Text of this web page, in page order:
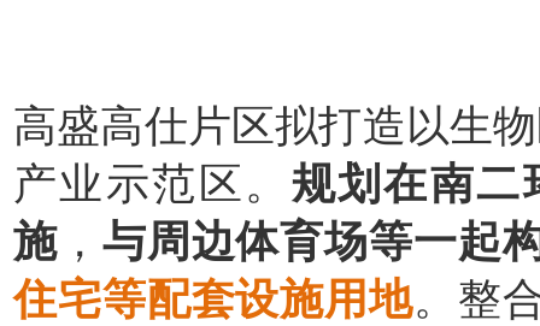
高盛高仕片区拟打造以生
产业示范区。 规划在南二
施， 与周边体育场等一起
住宅等配套设施用地。整